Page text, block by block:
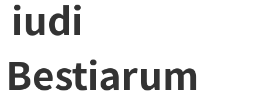
iudi
Bestiarum